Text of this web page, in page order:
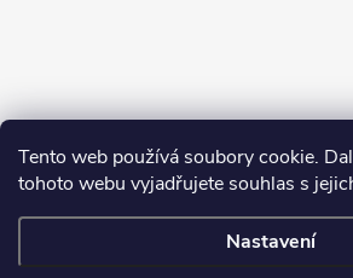
Tento web používá soubory cookie.
tohoto webu vyjadřujete souhlas s
Nastavení
Sledovat na Instagramu